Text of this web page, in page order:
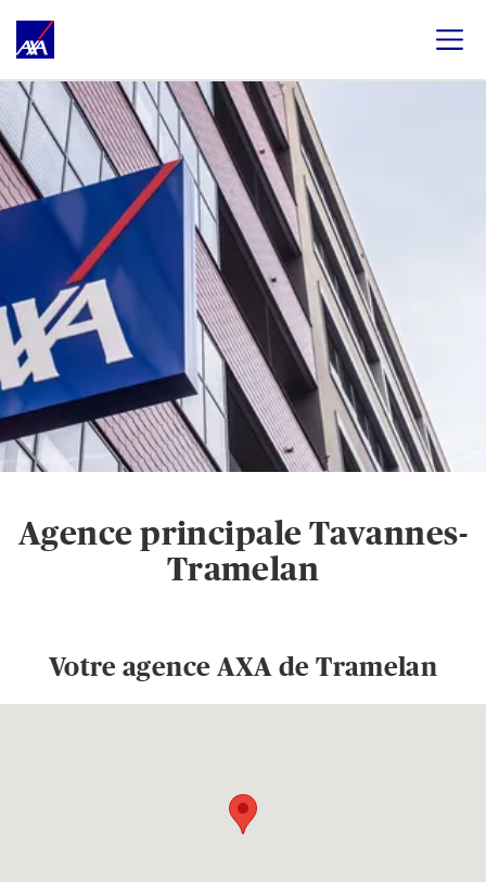
Agence principale Tavannes-
Tramelan
Votre agence AXA de Tramelan